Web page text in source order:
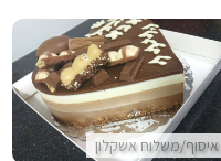
איסוף/משלוח אשקלון
אלת המתוקים